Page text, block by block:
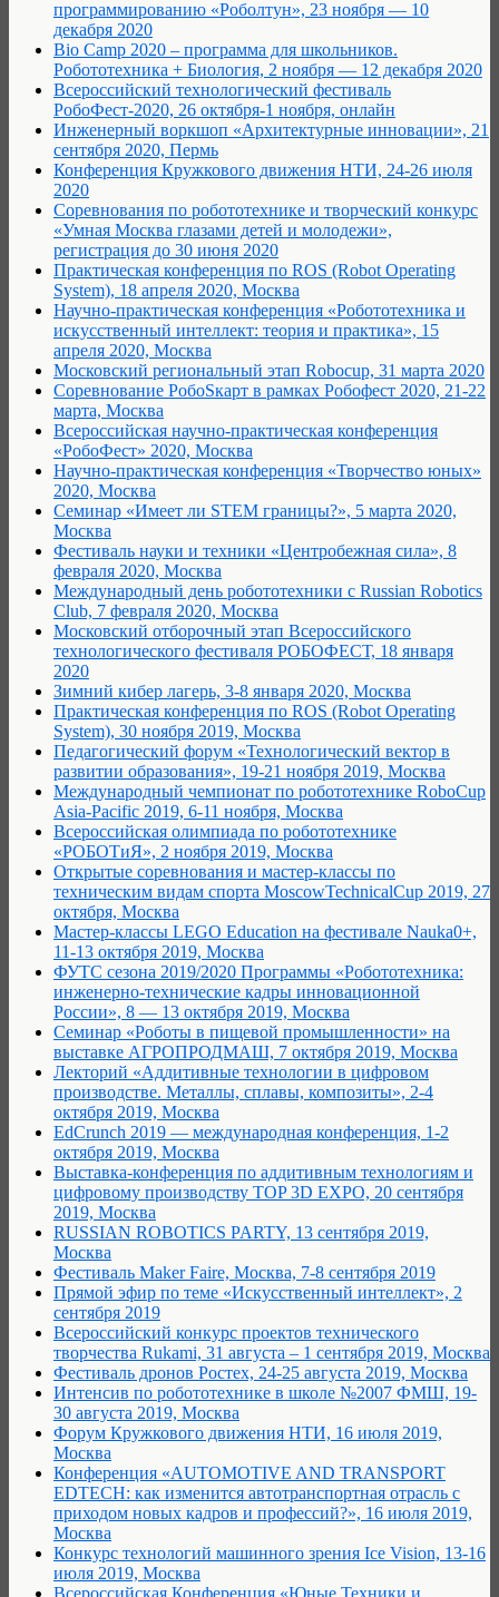
программированию «Роболтун», 23 ноября — 10
декабря 2020
Bio Camp 2020 – программа для школьников.
Робототехника + Биология, 2 ноября — 12 декабря 2020
Всероссийский технологический фестиваль
РобоФест-2020, 26 октября-1 ноября, онлайн
Инженерный воркшоп «Архитектурные инновации», 21
сентября 2020, Пермь
Конференция Кружкового движения НТИ, 24-26 июля
2020
Соревнования по робототехнике и творческий конкурс
«Умная Москва глазами детей и молодежи»,
регистрация до 30 июня 2020
Практическая конференция по ROS (Robot Operating
System), 18 апреля 2020, Москва
Научно-практическая конференция «Робототехника и
искусственный интеллект: теория и практика», 15
апреля 2020, Москва
Московский региональный этап Robocup, 31 марта 2020
Соревнование РобоSкарт в рамках Робофест 2020, 21-22
марта, Москва
Всероссийская научно-практическая конференция
«РобоФест» 2020, Москва
Научно-практическая конференция «Творчество юных»
2020, Москва
Семинар «Имеет ли STEM границы?», 5 марта 2020,
Москва
Фестиваль науки и техники «Центробежная сила», 8
февраля 2020, Москва
Международный день робототехники с Russian Robotics
Club, 7 февраля 2020, Москва
Московский отборочный этап Всероссийского
технологического фестиваля РОБОФЕСТ, 18 января
2020
Зимний кибер лагерь, 3-8 января 2020, Москва
Практическая конференция по ROS (Robot Operating
System), 30 ноября 2019, Москва
Педагогический форум «Технологический вектор в
развитии образования», 19-21 ноября 2019, Москва
Международный чемпионат по робототехнике RoboCup
Asia-Pacific 2019, 6-11 ноября, Москва
Всероссийская олимпиада по робототехнике
«РОБОТиЯ», 2 ноября 2019, Москва
Открытые соревнования и мастер-классы по
техническим видам спорта MoscowTechnicalCup 2019, 27
октября, Москва
Мастер-классы LEGO Education на фестивале Nauka0+,
11-13 октября 2019, Москва
ФУТС сезона 2019/2020 Программы «Робототехника:
инженерно-технические кадры инновационной
России», 8 — 13 октября 2019, Москва
Семинар «Роботы в пищевой промышленности» на
выставке АГРОПРОДМАШ, 7 октября 2019, Москва
Лекторий «Аддитивные технологии в цифровом
производстве. Металлы, сплавы, композиты», 2-4
октября 2019, Москва
EdCrunch 2019 — международная конференция, 1-2
октября 2019, Москва
Выставка-конференция по аддитивным технологиям и
цифровому производству TOP 3D EXPO, 20 сентября
2019, Москва
RUSSIAN ROBOTICS PARTY, 13 сентября 2019,
Москва
Фестиваль Maker Faire, Москва, 7-8 сентября 2019
Прямой эфир по теме «Искусственный интеллект», 2
сентября 2019
Всероссийский конкурс проектов технического
творчества Rukami, 31 августа – 1 сентября 2019, Москва
Фестиваль дронов Ростех, 24-25 августа 2019, Москва
Интенсив по робототехнике в школе №2007 ФМШ, 19-
30 августа 2019, Москва
Форум Кружкового движения НТИ, 16 июля 2019,
Москва
Конференция «AUTOMOTIVE AND TRANSPORT
EDTECH: как изменится автотранспортная отрасль с
приходом новых кадров и профессий?», 16 июля 2019,
Москва
Конкурс технологий машинного зрения Ice Vision, 13-16
июля 2019, Москва
Всероссийская Конференция «Юные Техники и